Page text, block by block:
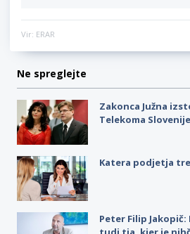
Vir: ERAR
Ne spreglejte
Zakonca Južna
Telekoma Slovenije
Katera podjetja
Peter Filip